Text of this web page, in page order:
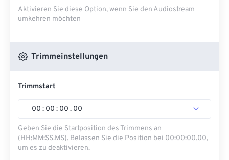
Aktivieren Sie diese Option, wenn Sie den Audiostream
umkehren möchten
Trimmeinstellungen
Trimmstart
00 : 00 : 00 . 00
Geben Sie die Startposition des Trimmens an
(HH:MM:SS.MS). Belassen Sie die Position bei 00:00:00.00,
um es zu deaktivieren.